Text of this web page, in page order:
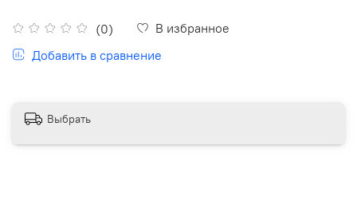
(0)
В избранное
Добавить в сравнение
Выбрать